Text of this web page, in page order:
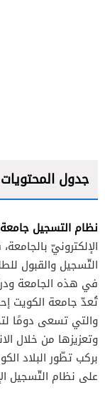
جدول المحتويات
نظام التسجيل
الإلكترونيّ
التّسجيل والقبول
في هذه الجامعة
تُعدّ جامعة الكويت
والتي تسعى دومًا
وتعزيزها من خلال
بركب تطّور البلاد
على نظام التّسجيل